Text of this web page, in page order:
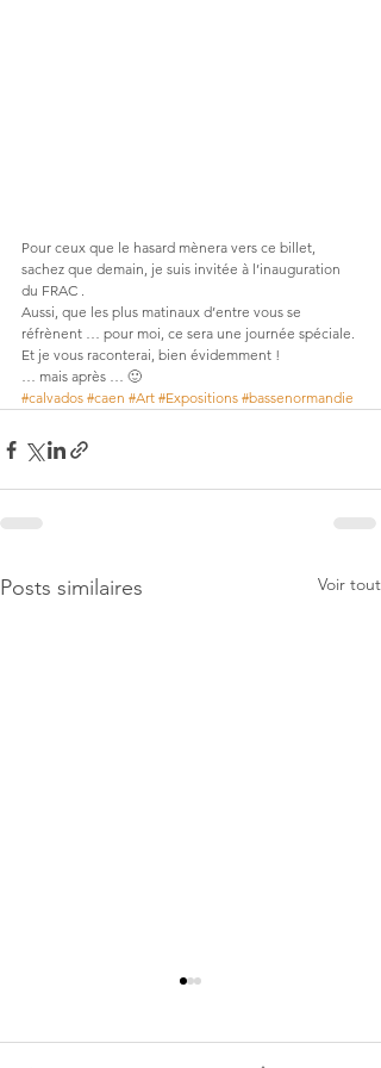
Pour ceux que le hasard mènera vers ce billet,
sachez que demain, je suis invitée à l’inauguration
du FRAC .
Aussi, que les plus matinaux d’entre vous se
réfrènent … pour moi, ce sera une journée spéciale.
Et je vous raconterai, bien évidemment !
… mais après … 🙂
#calvados #caen #Art #Expositions #bassenormandie
Posts similaires Voir tout